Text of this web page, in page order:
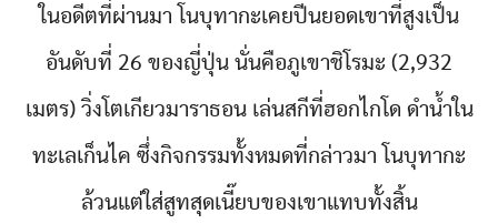
ในอดีตที่ผ่านมา โนบุทากะเคยปีนยอดเขาที่สูงเป็น
อันดับที่ 26 ของญี่ปุ่น นั่นคือภูเขาชิโรมะ (2,932
เมตร) วิ่งโตเกียวมาราธอน เล่นสกีที่ฮอกไกโด ดำน้ำใน
ทะเลเก็นไค ซึ่งกิจกรรมทั้งหมดที่กล่าวมา โนบุทากะ
ล้วนแต่ใส่สูทสุดเนี๊ยบของเขาแทบทั้งสิ้น